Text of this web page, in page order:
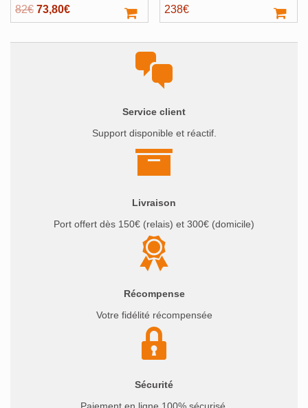
82€ Le
prix
initial
73,80€Le
prix
actuel
238€
Service client
Support disponible et réactif.
Livraison
Port offert dès 150€ (relais) et 300€ (domicile)
Récompense
Votre fidélité récompensée
Sécurité